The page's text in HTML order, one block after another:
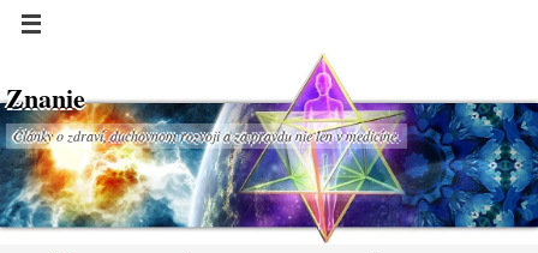
Znanie
Články o zdraví, duchovnom rozvoji a za pravdu nie len v medicíne.